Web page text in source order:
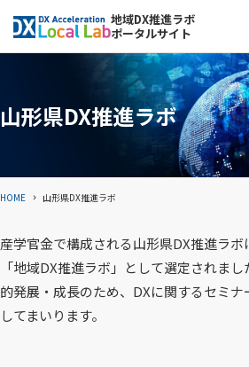
ジ
の
文
へ
動
H
E
地域DX推進ラボ
ポータルサイト
山形県DX推進ラボ
HOME 山形県DX推進ラボ
産学官金で構成される山形県DX推進ラ
「地域DX推進ラボ」として選定されま
的発展・成長のため、DXに関するセミ
してまいります。